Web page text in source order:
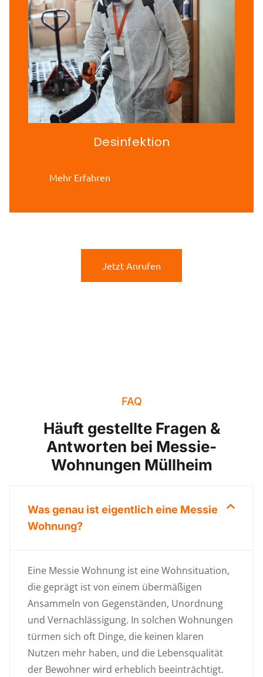
Desinfektion
Mehr Erfahren
Jetzt Anrufen
FAQ
Häuft gestellte Fragen &
Antworten bei Messie-
Wohnungen Müllheim
Was genau ist eigentlich eine Messie
Wohnung?
Eine Messie Wohnung ist eine Wohnsituation,
die geprägt ist von einem übermäßigen
Ansammeln von Gegenständen, Unordnung
und Vernachlässigung. In solchen Wohnungen
türmen sich oft Dinge, die keinen klaren
Nutzen mehr haben, und die Lebensqualität
der Bewohner wird erheblich beeinträchtigt.